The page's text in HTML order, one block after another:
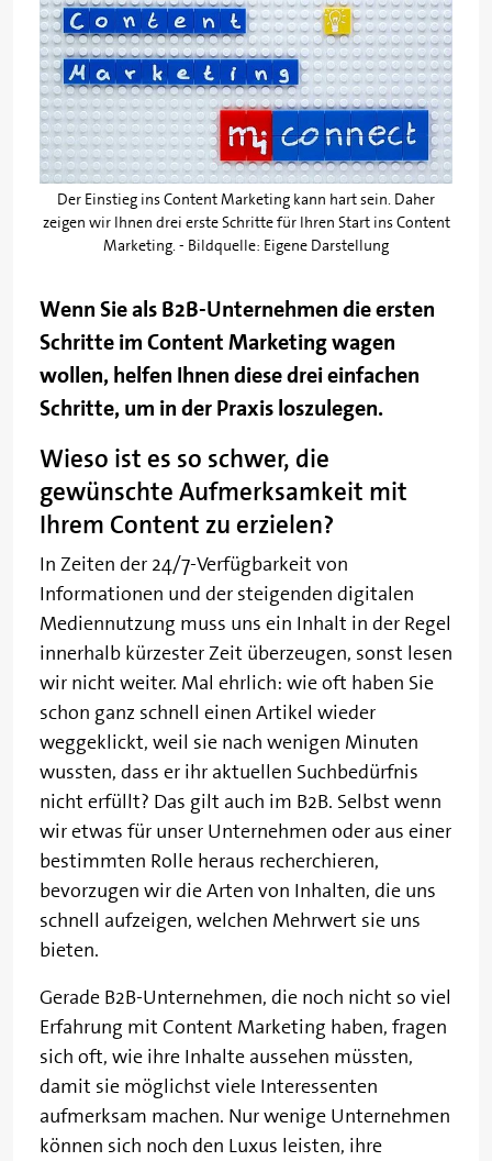
Der Einstieg ins Content Marketing kann hart sein. Daher
zeigen wir Ihnen drei erste Schritte für Ihren Start ins Content
Marketing. - Bildquelle: Eigene Darstellung
Wenn Sie als B2B-Unternehmen die ersten
Schritte im Content Marketing wagen
wollen, helfen Ihnen diese drei einfachen
Schritte, um in der Praxis loszulegen.
Wieso ist es so schwer, die
gewünschte Aufmerksamkeit mit
Ihrem Content zu erzielen?
In Zeiten der 24/7-Verfügbarkeit von
Informationen und der steigenden digitalen
Mediennutzung muss uns ein Inhalt in der Regel
innerhalb kürzester Zeit überzeugen, sonst lesen
wir nicht weiter. Mal ehrlich: wie oft haben Sie
schon ganz schnell einen Artikel wieder
weggeklickt, weil sie nach wenigen Minuten
wussten, dass er ihr aktuellen Suchbedürfnis
nicht erfüllt? Das gilt auch im B2B. Selbst wenn
wir etwas für unser Unternehmen oder aus einer
bestimmten Rolle heraus recherchieren,
bevorzugen wir die Arten von Inhalten, die uns
schnell aufzeigen, welchen Mehrwert sie uns
bieten.
Gerade B2B-Unternehmen, die noch nicht so viel
Erfahrung mit Content Marketing haben, fragen
sich oft, wie ihre Inhalte aussehen müssten,
damit sie möglichst viele Interessenten
aufmerksam machen. Nur wenige Unternehmen
können sich noch den Luxus leisten, ihre